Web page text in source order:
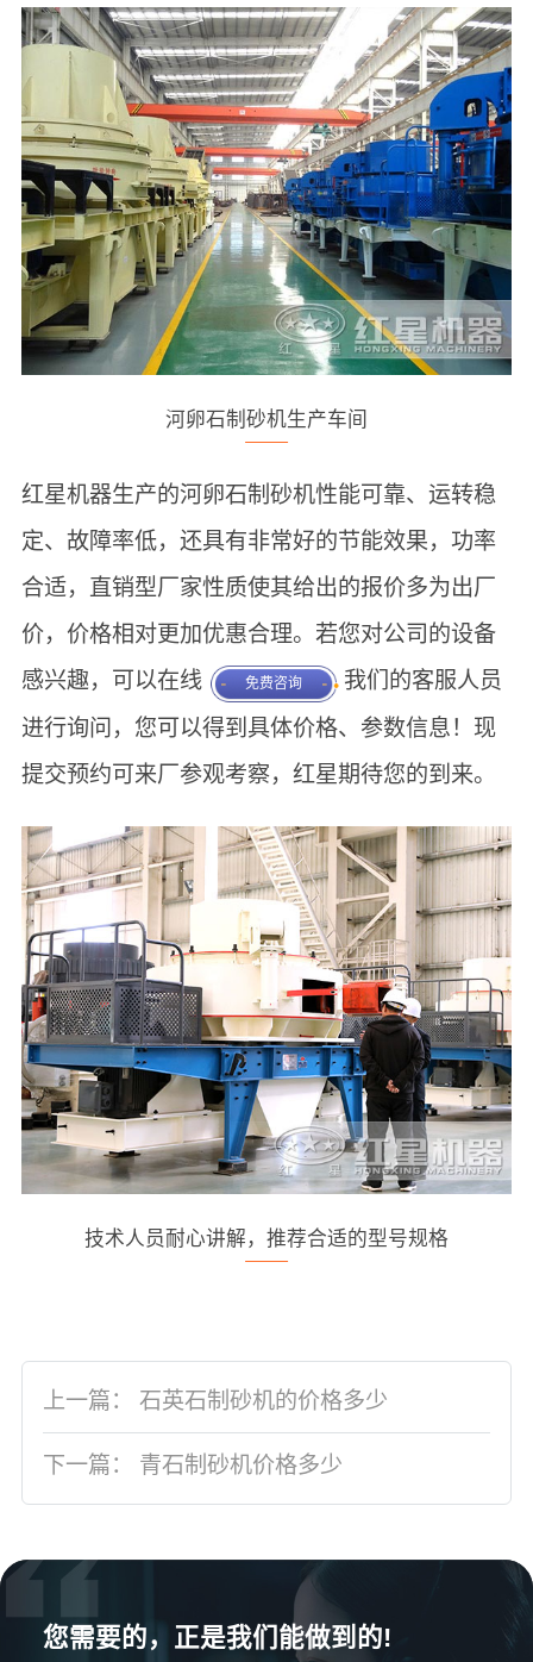
河卵石制砂机生产车间
红星机器生产的河卵石制砂机性能可靠、运转稳
定、故障率低，还具有非常好的节能效果，功率
合适，直销型厂家性质使其给出的报价多为出厂
价，价格相对更加优惠合理。若您对公司的设备
感兴趣，可以在线
免费咨询
我们的客服人员
进行询问，您可以得到具体价格、参数信息！现
提交预约可来厂参观考察，红星期待您的到来。
技术人员耐心讲解，推荐合适的型号规格
上一篇： 石英石制砂机的价格多少
下一篇： 青石制砂机价格多少
您需要的，正是我们能做到的!